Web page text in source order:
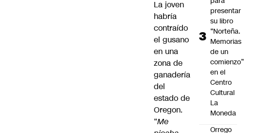
La joven
habría
contraído
el gusano
en una
zona de
ganadería
del
estado de
Oregon.
“Me
presentar
su libro
“Norteña.
Memorias
de un
comienzo”
en el
Centro
Cultural
La
Moneda
Orrego